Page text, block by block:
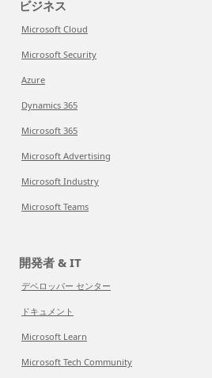
ビジネス
Microsoft Cloud
Microsoft Security
Azure
Dynamics 365
Microsoft 365
Microsoft Advertising
Microsoft Industry
Microsoft Teams
開発者 & IT
デベロッパー センター
ドキュメント
Microsoft Learn
Microsoft Tech Community